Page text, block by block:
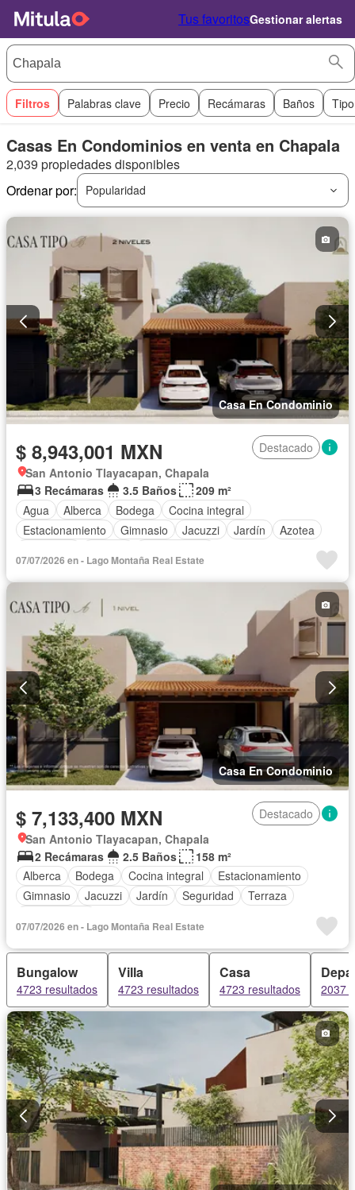
Tus favoritosGestionar alertas
Filtros Palabras clave Precio Recámaras Baños
Casas En Condominios en venta en Chapala
2,039 propiedades disponibles
Ordenar por:
Popularidad
Casa En Condominio
$ 8,943,001 MXN
Destacado
San Antonio Tlayacapan, Chapala
3 Recámaras
3.5 Baños
209 m²
Agua
Alberca Bodega
Cocina integral
Estacionamiento
Gimnasio Jacuzzi Jardín
Azotea
07/07/2026 en - Lago Montaña Real Estate
Casa En Condominio
$ 7,133,400 MXN
Destacado
San Antonio Tlayacapan, Chapala
2 Recámaras
2.5 Baños
158 m²
Alberca
Bodega Cocina integral
Estacionamiento
Gimnasio
Jacuzzi Jardín Seguridad
Terraza
07/07/2026 en - Lago Montaña Real Estate
Bungalow
4723 resultados
Villa
4723 resultados
Casa
4723 resultados 2037